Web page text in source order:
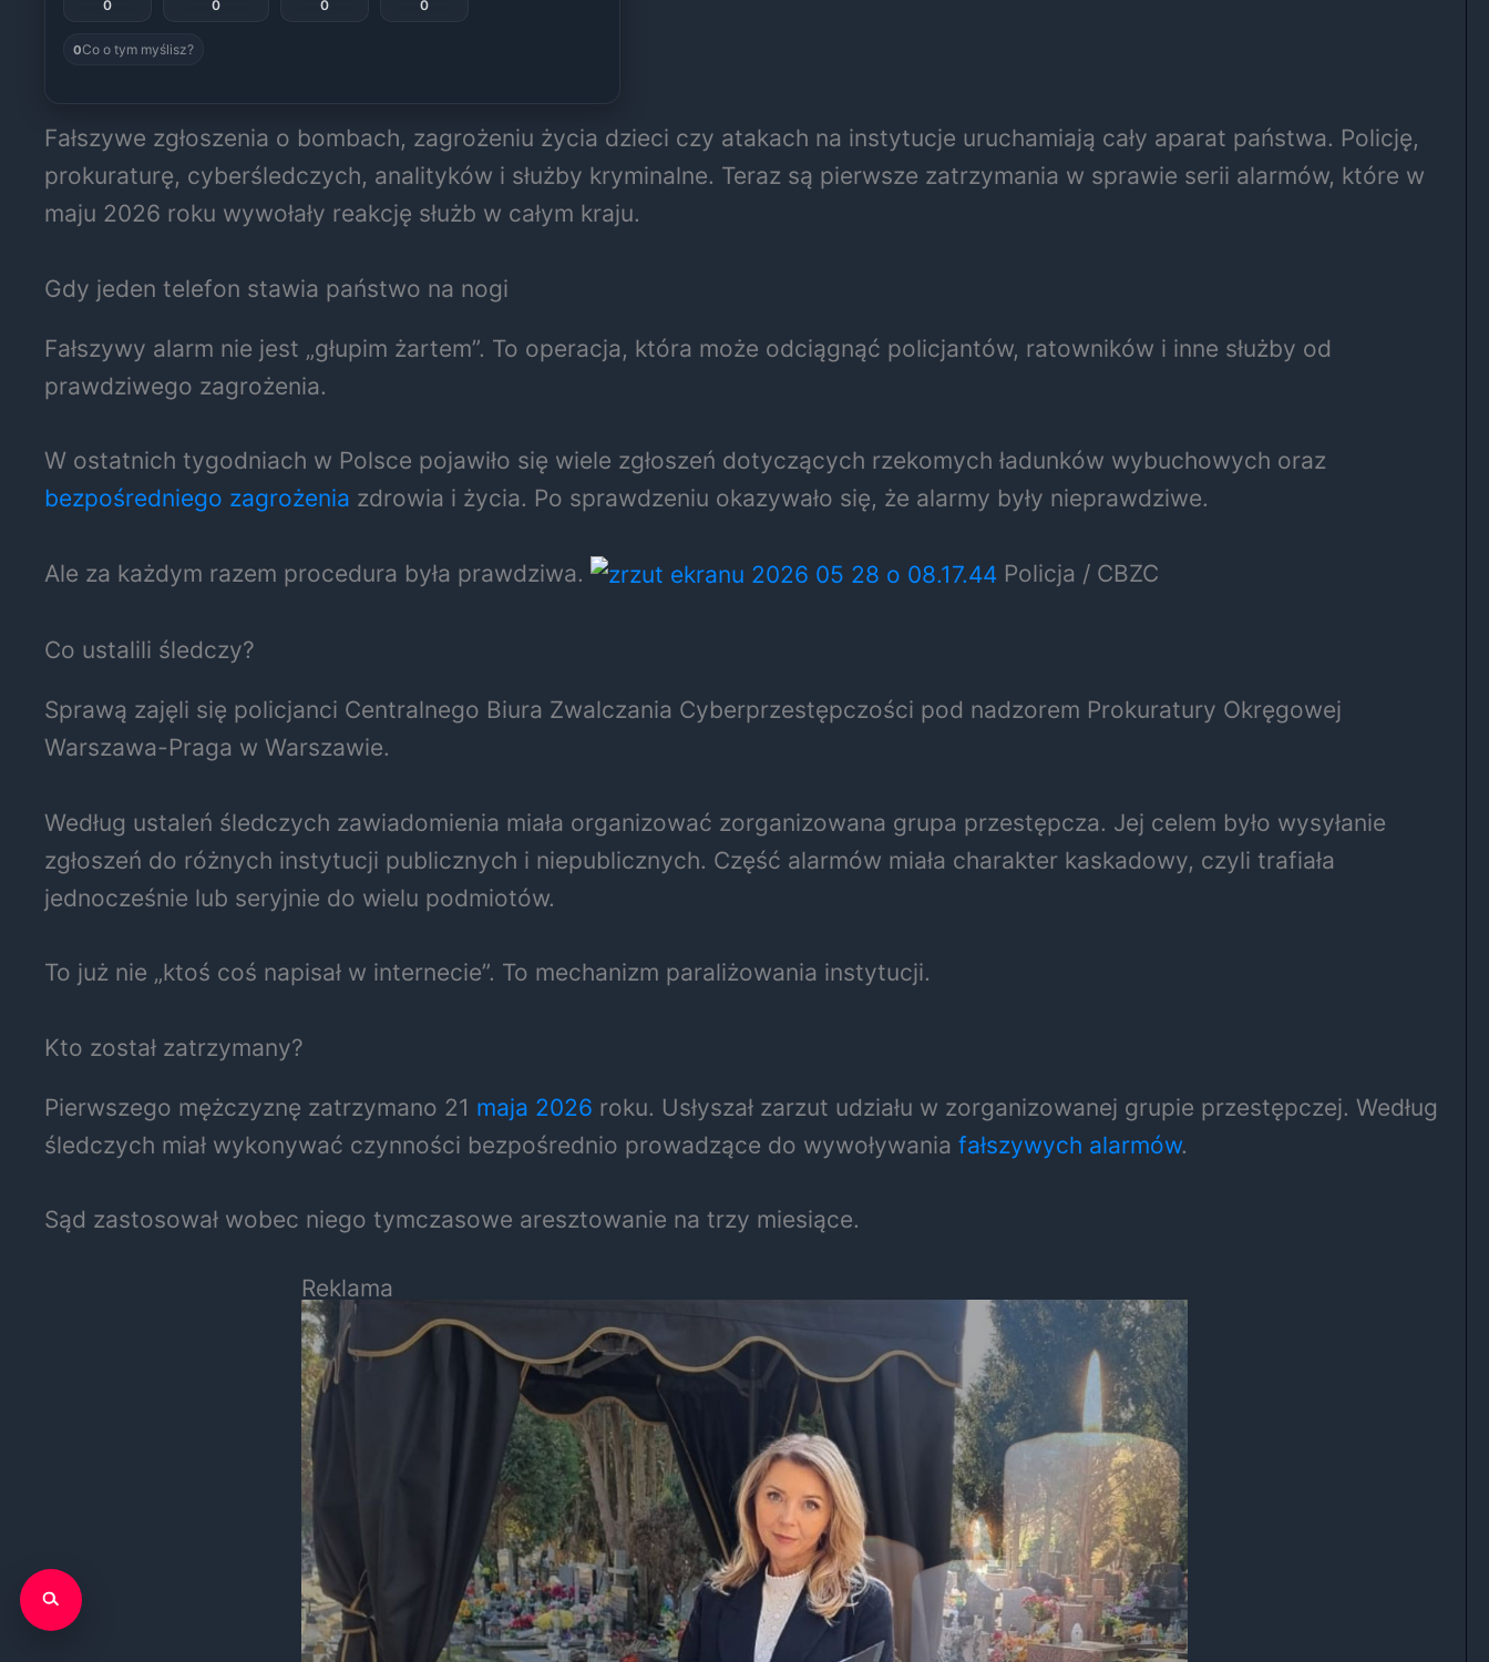
0
0
0
0
0Co o tym myślisz?
Fałszywe zgłoszenia o bombach, zagrożeniu życia dzieci czy atakach na instytucje uruchamiają cały aparat państwa. Policję,
prokuraturę, cyberśledczych, analityków i służby kryminalne. Teraz są pierwsze zatrzymania w sprawie serii alarmów, które w
maju 2026 roku wywołały reakcję służb w całym kraju.
Gdy jeden telefon stawia państwo na nogi
Fałszywy alarm nie jest „głupim żartem”. To operacja, która może odciągnąć policjantów, ratowników i inne służby od
prawdziwego zagrożenia.
W ostatnich tygodniach w Polsce pojawiło się wiele zgłoszeń dotyczących rzekomych ładunków wybuchowych oraz
bezpośredniego zagrożenia zdrowia i życia. Po sprawdzeniu okazywało się, że alarmy były nieprawdziwe.
Ale za każdym razem procedura była prawdziwa. Policja / CBZC
Co ustalili śledczy?
Sprawą zajęli się policjanci Centralnego Biura Zwalczania Cyberprzestępczości pod nadzorem Prokuratury Okręgowej
Warszawa-Praga w Warszawie.
Według ustaleń śledczych zawiadomienia miała organizować zorganizowana grupa przestępcza. Jej celem było wysyłanie
zgłoszeń do różnych instytucji publicznych i niepublicznych. Część alarmów miała charakter kaskadowy, czyli trafiała
jednocześnie lub seryjnie do wielu podmiotów.
To już nie „ktoś coś napisał w internecie”. To mechanizm paraliżowania instytucji.
Kto został zatrzymany?
Pierwszego mężczyznę zatrzymano 21 maja 2026 roku. Usłyszał zarzut udziału w zorganizowanej grupie przestępczej. Według
śledczych miał wykonywać czynności bezpośrednio prowadzące do wywoływania fałszywych alarmów.
Sąd zastosował wobec niego tymczasowe aresztowanie na trzy miesiące.
Reklama